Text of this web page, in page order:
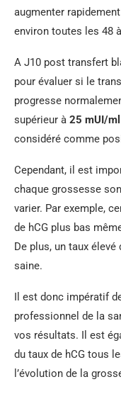
augmenter
environ toutes les 48
A J10 post transfert
pour évaluer si le
progresse
supérieur à 25 mUI/ml
considéré comme
Cependant, il est
chaque grossesse
varier. Par exemple,
de hCG plus bas
De plus, un taux
saine.
Il est donc impératif
professionnel de la
vos résultats. Il est
du taux de hCG tous
l’évolution de la